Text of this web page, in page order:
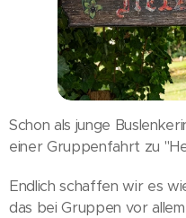
Schon als junge
einer Gruppenfahrt zu
Endlich schaffen wir es
das bei Gruppen vor